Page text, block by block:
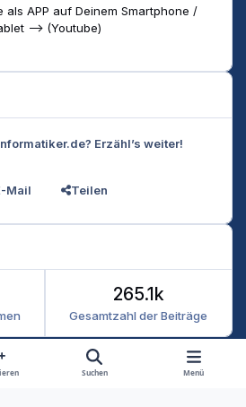
als APP auf Deinem Smartphone /
--> (Youtube)
Erzähl’s weiter!
Mail Teilen
Gesamtzahl der Beiträge
265.1k
Suchen Menü